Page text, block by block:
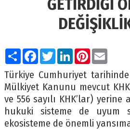
GETİRDİĞİ
PaylaşFacebook
TwitterLinkedIn
Pinterest
Email
Türkiye Cumhuriyet
Mülkiyet Kanunu mevcut
ve 556 sayılı KHK’lar)
hukuki sisteme de uyum
ekosisteme de önemli